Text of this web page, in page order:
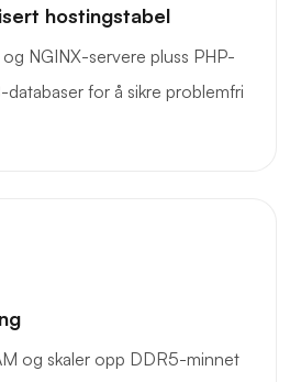
hostingstabel
NGINX-servere pluss PHP-
for å sikre problemfri
og skaler opp DDR5-minnet